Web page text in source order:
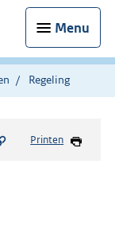
Menu
Regeling
Printen